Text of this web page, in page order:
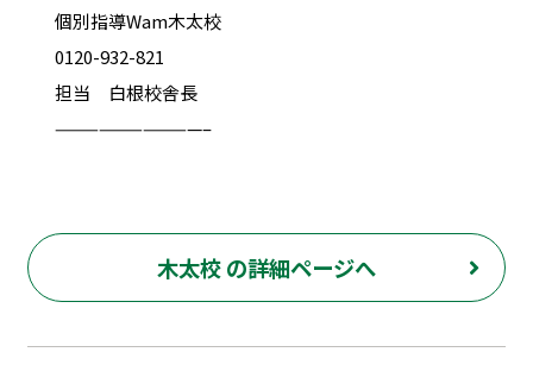
個別指導Wam木太校
0120-932-821
担当 白根校舎長
——————————–
木太校 の詳細ページへ